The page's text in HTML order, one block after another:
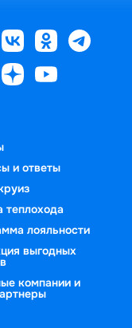
и ответы
теплохода
лояльности
выгодных
компании и